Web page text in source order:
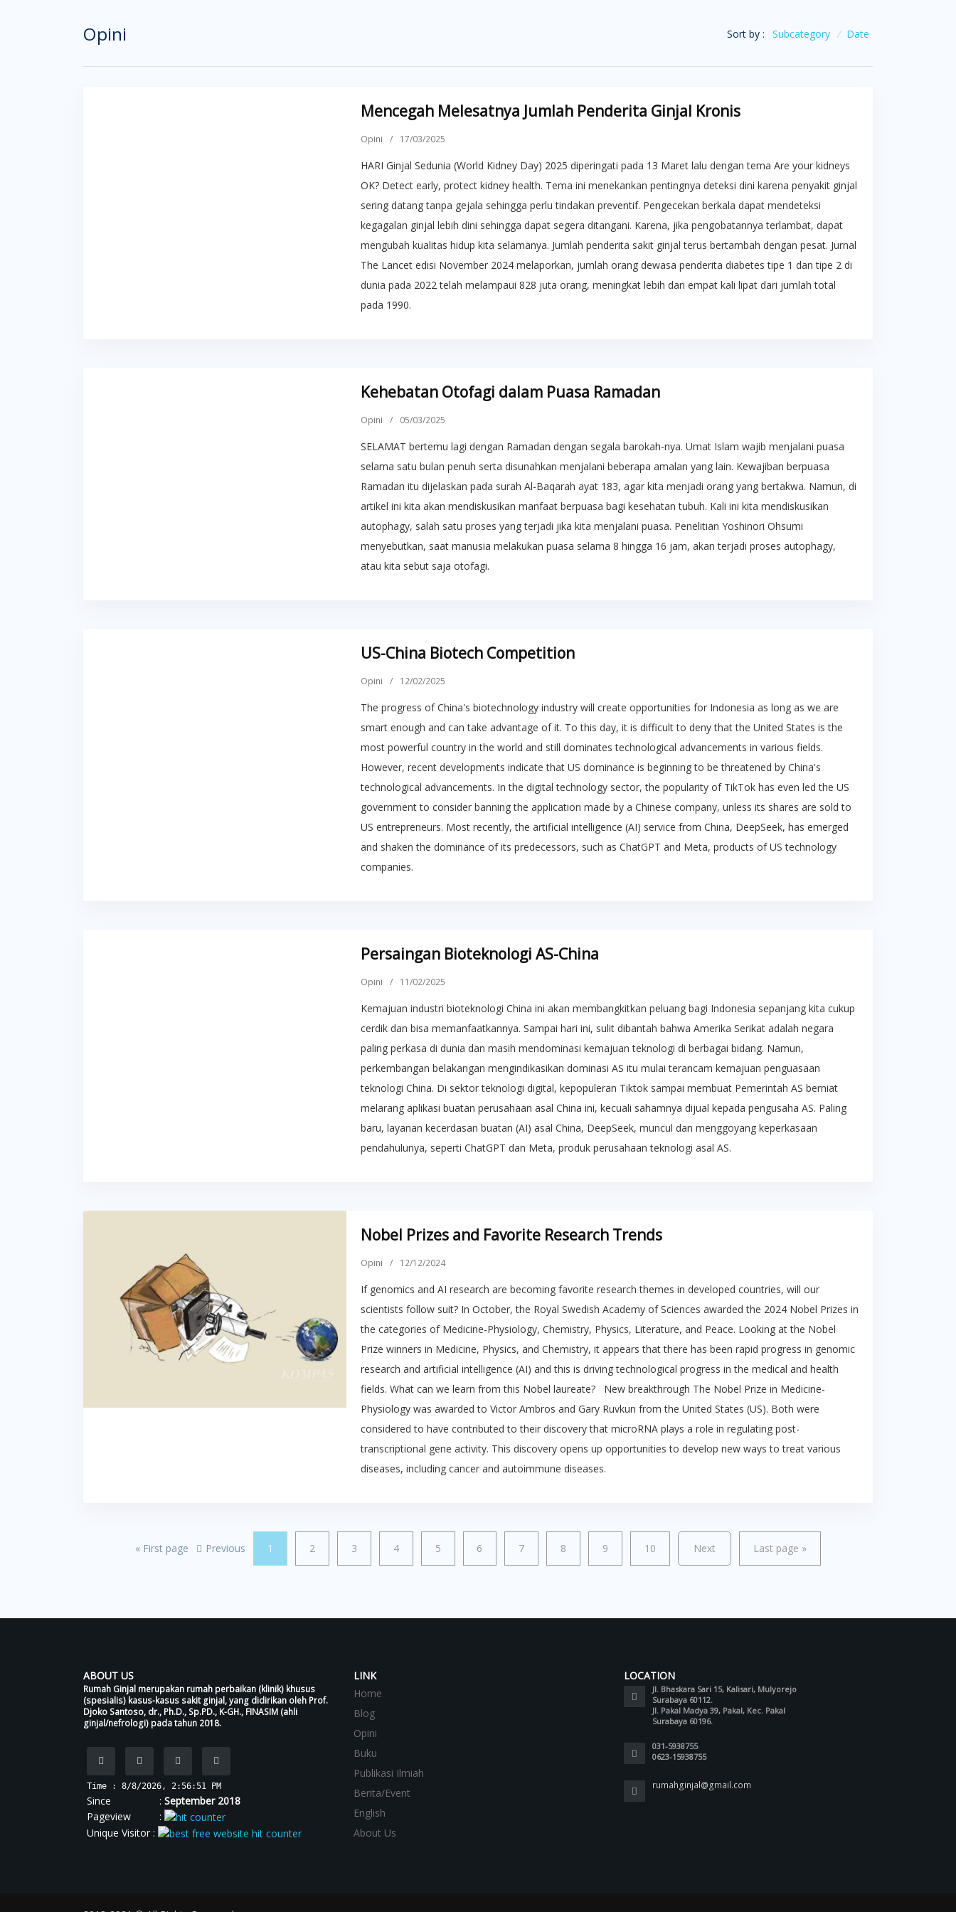
Opini Sort by : Subcategory / Date
Mencegah Melesatnya Jumlah Penderita Ginjal Kronis
Opini / 17/03/2025
HARI Ginjal Sedunia (World Kidney Day) 2025 diperingati pada 13 Maret lalu dengan tema Are your kidneys
OK? Detect early, protect kidney health. Tema ini menekankan pentingnya deteksi dini karena penyakit ginjal
sering datang tanpa gejala sehingga perlu tindakan preventif. Pengecekan berkala dapat mendeteksi
kegagalan ginjal lebih dini sehingga dapat segera ditangani. Karena, jika pengobatannya terlambat, dapat
mengubah kualitas hidup kita selamanya. Jumlah penderita sakit ginjal terus bertambah dengan pesat. Jurnal
The Lancet edisi November 2024 melaporkan, jumlah orang dewasa penderita diabetes tipe 1 dan tipe 2 di
dunia pada 2022 telah melampaui 828 juta orang, meningkat lebih dari empat kali lipat dari jumlah total
pada 1990.
Kehebatan Otofagi dalam Puasa Ramadan
Opini / 05/03/2025
SELAMAT bertemu lagi dengan Ramadan dengan segala barokah-nya. Umat Islam wajib menjalani puasa
selama satu bulan penuh serta disunahkan menjalani beberapa amalan yang lain. Kewajiban berpuasa
Ramadan itu dijelaskan pada surah Al-Baqarah ayat 183, agar kita menjadi orang yang bertakwa. Namun, di
artikel ini kita akan mendiskusikan manfaat berpuasa bagi kesehatan tubuh. Kali ini kita mendiskusikan
autophagy, salah satu proses yang terjadi jika kita menjalani puasa. Penelitian Yoshinori Ohsumi
menyebutkan, saat manusia melakukan puasa selama 8 hingga 16 jam, akan terjadi proses autophagy,
atau kita sebut saja otofagi.
US-China Biotech Competition
Opini / 12/02/2025
The progress of China's biotechnology industry will create opportunities for Indonesia as long as we are
smart enough and can take advantage of it. To this day, it is difficult to deny that the United States is the
most powerful country in the world and still dominates technological advancements in various fields.
However, recent developments indicate that US dominance is beginning to be threatened by China's
technological advancements. In the digital technology sector, the popularity of TikTok has even led the US
government to consider banning the application made by a Chinese company, unless its shares are sold to
US entrepreneurs. Most recently, the artificial intelligence (AI) service from China, DeepSeek, has emerged
and shaken the dominance of its predecessors, such as ChatGPT and Meta, products of US technology
companies.
Persaingan Bioteknologi AS-China
Opini / 11/02/2025
Kemajuan industri bioteknologi China ini akan membangkitkan peluang bagi Indonesia sepanjang kita cukup
cerdik dan bisa memanfaatkannya. Sampai hari ini, sulit dibantah bahwa Amerika Serikat adalah negara
paling perkasa di dunia dan masih mendominasi kemajuan teknologi di berbagai bidang. Namun,
perkembangan belakangan mengindikasikan dominasi AS itu mulai terancam kemajuan penguasaan
teknologi China. Di sektor teknologi digital, kepopuleran Tiktok sampai membuat Pemerintah AS berniat
melarang aplikasi buatan perusahaan asal China ini, kecuali sahamnya dijual kepada pengusaha AS. Paling
baru, layanan kecerdasan buatan (AI) asal China, DeepSeek, muncul dan menggoyang keperkasaan
pendahulunya, seperti ChatGPT dan Meta, produk perusahaan teknologi asal AS.
Nobel Prizes and Favorite Research Trends
Opini / 12/12/2024
If genomics and AI research are becoming favorite research themes in developed countries, will our
scientists follow suit? In October, the Royal Swedish Academy of Sciences awarded the 2024 Nobel Prizes in
the categories of Medicine-Physiology, Chemistry, Physics, Literature, and Peace. Looking at the Nobel
Prize winners in Medicine, Physics, and Chemistry, it appears that there has been rapid progress in genomic
research and artificial intelligence (AI) and this is driving technological progress in the medical and health
fields. What can we learn from this Nobel laureate? New breakthrough The Nobel Prize in Medicine-
Physiology was awarded to Victor Ambros and Gary Ruvkun from the United States (US). Both were
considered to have contributed to their discovery that microRNA plays a role in regulating post-
transcriptional gene activity. This discovery opens up opportunities to develop new ways to treat various
diseases, including cancer and autoimmune diseases.
«First page Previous 1 2 3 4 5 6 7 8 9 10 Next Last page »
ABOUT US
Rumah Ginjal merupakan rumah perbaikan (klinik) khusus
(spesialis) kasus-kasus sakit ginjal, yang didirikan oleh Prof.
Djoko Santoso, dr., Ph.D., Sp.PD., K-GH., FINASIM (ahli
ginjal/nefrologi) pada tahun 2018.
Time : 8/8/2026, 2:56:51 PM
Since : September 2018
Pageview :
Unique Visitor :
LINK
Home
Blog
Opini
Buku
Publikasi Ilmiah
Berita/Event
English
About Us
LOCATION
Jl. Bhaskara Sari 15, Kalisari, Mulyorejo
Surabaya 60112.
Jl. Pakal Madya 39, Pakal, Kec. Pakal
Surabaya 60196.
031-5938755
0623-15938755
rumahginjal@gmail.com